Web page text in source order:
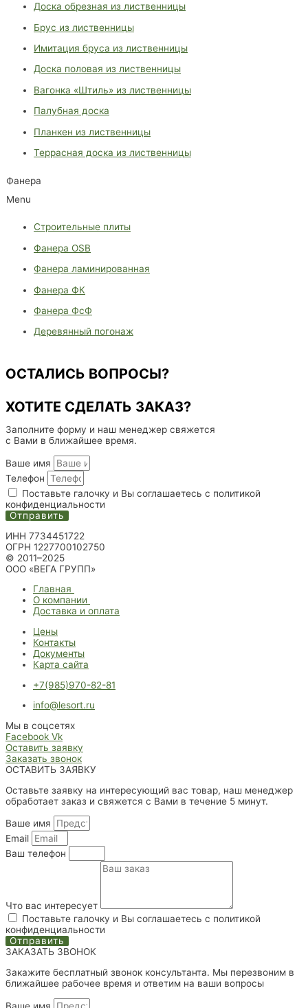
Доска обрезная из лиственницы
Брус из лиственницы
Имитация бруса из лиственницы
Доска половая из лиственницы
Вагонка «Штиль» из лиственницы
Палубная доска
Планкен из лиственницы
Террасная доска из лиственницы
Фанера
Menu
Строительные плиты
Фанера OSB
Фанера ламинированная
Фанера ФК
Фанера ФсФ
Деревянный погонаж
ОСТАЛИСЬ ВОПРОСЫ?
ХОТИТЕ СДЕЛАТЬ ЗАКАЗ?
Заполните форму и наш менеджер свяжется
с Вами в ближайшее время.
Ваше имя
Телефон
Поставьте галочку и Вы соглашаетесь с политикой
конфиденциальности
Отправить
ИНН 7734451722
ОГРН 1227700102750
© 2011–2025
ООО «ВЕГА ГРУПП»
Главная
О компании
Доставка и оплата
Цены
Контакты
Документы
Карта сайта
+7(985)970-82-81
info@lesort.ru
Мы в соцсетях
Facebook Vk
Оставить заявку
Заказать звонок
ОСТАВИТЬ ЗАЯВКУ
Оставьте заявку на интересующий вас товар, наш менеджер
обработает заказ и свяжется с Вами в течение 5 минут.
Ваше имя
Email
Ваш телефон
Что вас интересует
Поставьте галочку и Вы соглашаетесь с политикой
конфиденциальности
Отправить
ЗАКАЗАТЬ ЗВОНОК
Закажите бесплатный звонок консультанта. Мы перезвоним в
ближайшее рабочее время и ответим на ваши вопросы
Ваше имя